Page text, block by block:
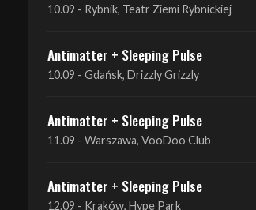
10.09 - Rybnik, Teatr Ziemi Rybnickiej
10.09 - Gdańsk, Drizzly Grizzly
11.09 - Warszawa, VooDoo Club